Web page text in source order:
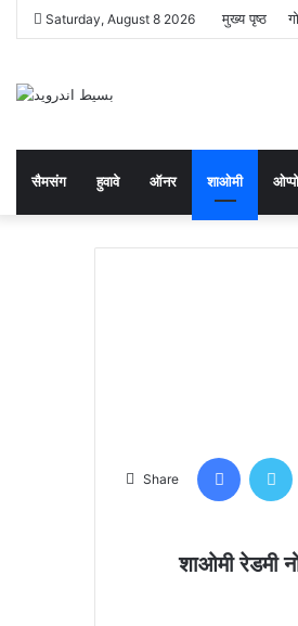
Saturday, August 8 2026 मुख्य पृष्ठ
सैमसंग हुवावे ऑनर शाओमी ओप्पो
Share
Facebook
शाओमी रेडमी